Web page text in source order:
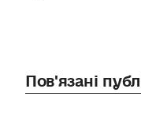
Пов'язані